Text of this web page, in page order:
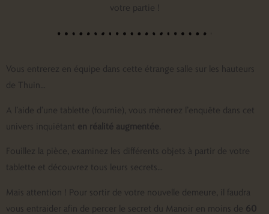
votre partie !
Vous entrerez en équipe dans cette étrange salle sur les hauteurs
de Thuin…
A l’aide d’une tablette (fournie), vous mènerez l’enquête dans cet
univers inquiétant en réalité augmentée
Fouillez la pièce, examinez les différents objets à partir de votre
tablette et découvrez tous leurs secrets…
Mais attention ! Pour sortir de votre nouvelle demeure, il faudra
vous entraider afin de percer le secret du Manoir en moins de 60